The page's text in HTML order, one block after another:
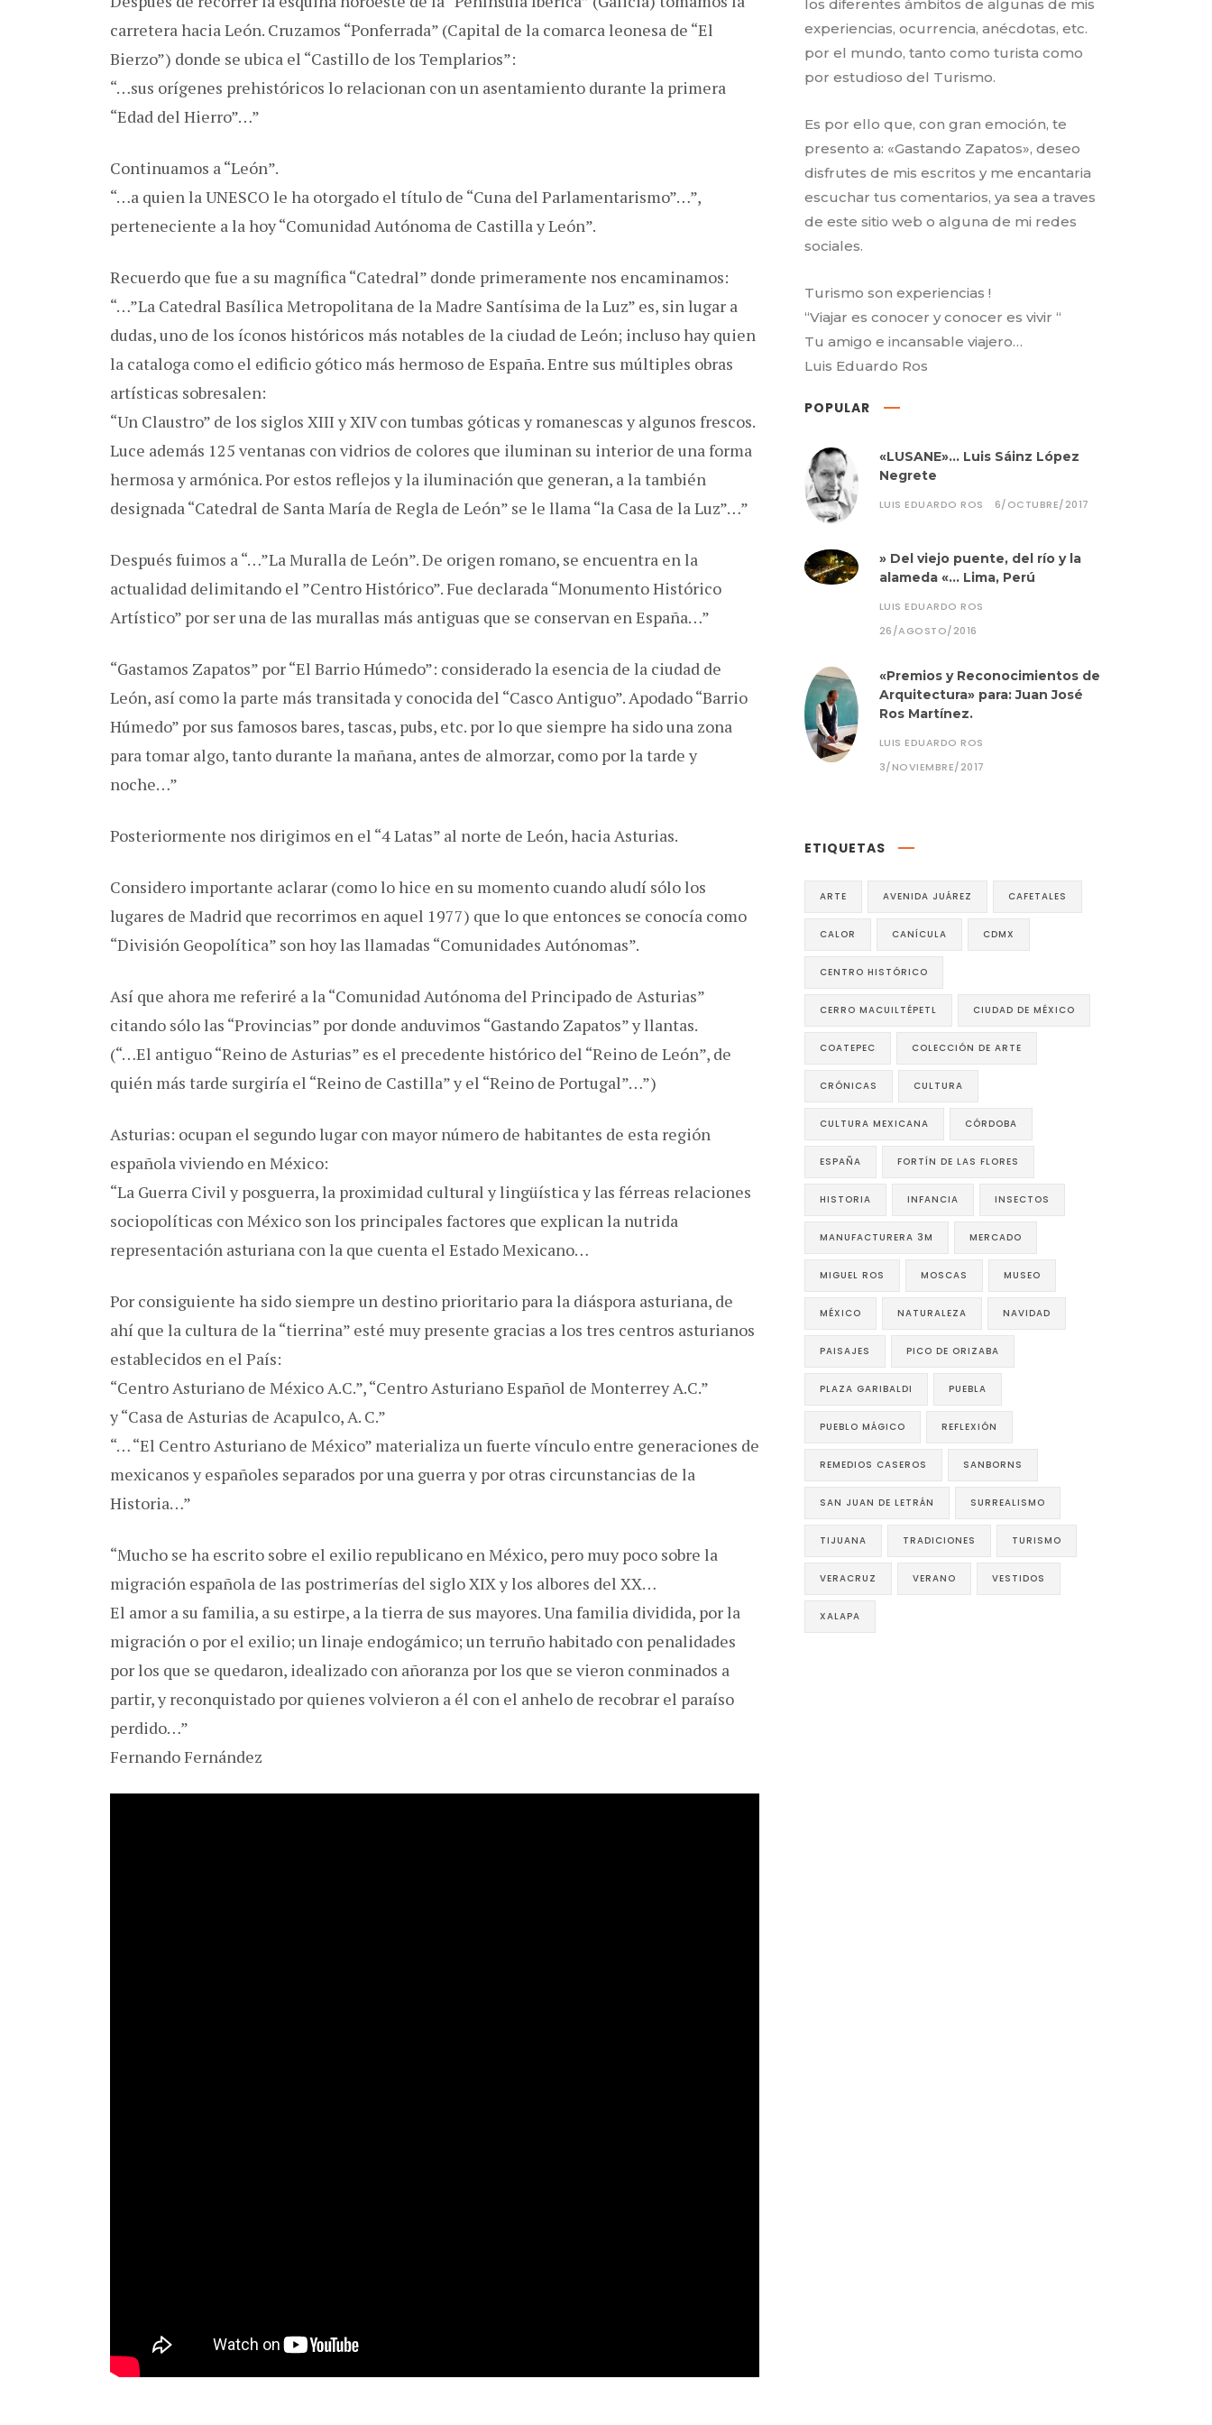
carretera hacia León. Cruzamos “Ponferrada” (Capital de la comarca leonesa de “El
Bierzo”) donde se ubica el “Castillo de los Templarios”:
“…sus orígenes prehistóricos lo relacionan con un asentamiento durante la primera
“Edad del Hierro”…”
Continuamos a “León”.
“…a quien la UNESCO le ha otorgado el título de “Cuna del Parlamentarismo”…”,
perteneciente a la hoy “Comunidad Autónoma de Castilla y León”.
Recuerdo que fue a su magnífica “Catedral” donde primeramente nos encaminamos:
“…”La Catedral Basílica Metropolitana de la Madre Santísima de la Luz” es, sin lugar a
dudas, uno de los íconos históricos más notables de la ciudad de León; incluso hay quien
la cataloga como el edificio gótico más hermoso de España. Entre sus múltiples obras
artísticas sobresalen:
“Un Claustro” de los siglos XIII y XIV con tumbas góticas y romanescas y algunos frescos.
Luce además 125 ventanas con vidrios de colores que iluminan su interior de una forma
hermosa y armónica. Por estos reflejos y la iluminación que generan, a la también
designada “Catedral de Santa María de Regla de León” se le llama “la Casa de la Luz”…”
Después fuimos a “…”La Muralla de León”. De origen romano, se encuentra en la
actualidad delimitando el ”Centro Histórico”. Fue declarada “Monumento Histórico
Artístico” por ser una de las murallas más antiguas que se conservan en España…”
“Gastamos Zapatos” por “El Barrio Húmedo”: considerado la esencia de la ciudad de
León, así como la parte más transitada y conocida del “Casco Antiguo”. Apodado “Barrio
Húmedo” por sus famosos bares, tascas, pubs, etc. por lo que siempre ha sido una zona
para tomar algo, tanto durante la mañana, antes de almorzar, como por la tarde y
noche…”
Posteriormente nos dirigimos en el “4 Latas” al norte de León, hacia Asturias.
Considero importante aclarar (como lo hice en su momento cuando aludí sólo los
lugares de Madrid que recorrimos en aquel 1977) que lo que entonces se conocía como
“División Geopolítica” son hoy las llamadas “Comunidades Autónomas”.
Así que ahora me referiré a la “Comunidad Autónoma del Principado de Asturias”
citando sólo las “Provincias” por donde anduvimos “Gastando Zapatos” y llantas.
(“…El antiguo “Reino de Asturias” es el precedente histórico del “Reino de León”, de
quién más tarde surgiría el “Reino de Castilla” y el “Reino de Portugal”…”)
Asturias: ocupan el segundo lugar con mayor número de habitantes de esta región
española viviendo en México:
“La Guerra Civil y posguerra, la proximidad cultural y lingüística y las férreas relaciones
sociopolíticas con México son los principales factores que explican la nutrida
representación asturiana con la que cuenta el Estado Mexicano…
Por consiguiente ha sido siempre un destino prioritario para la diáspora asturiana, de
ahí que la cultura de la “tierrina” esté muy presente gracias a los tres centros asturianos
establecidos en el País:
“Centro Asturiano de México A.C.”, “Centro Asturiano Español de Monterrey A.C.”
y “Casa de Asturias de Acapulco, A. C.”
“… “El Centro Asturiano de México” materializa un fuerte vínculo entre generaciones de
mexicanos y españoles separados por una guerra y por otras circunstancias de la
Historia…”
“Mucho se ha escrito sobre el exilio republicano en México, pero muy poco sobre la
migración española de las postrimerías del siglo XIX y los albores del XX…
El amor a su familia, a su estirpe, a la tierra de sus mayores. Una familia dividida, por la
migración o por el exilio; un linaje endogámico; un terruño habitado con penalidades
por los que se quedaron, idealizado con añoranza por los que se vieron conminados a
partir, y reconquistado por quienes volvieron a él con el anhelo de recobrar el paraíso
perdido…”
Fernando Fernández
los diferentes ámbitos de algunas de mis
experiencias, ocurrencia, anécdotas, etc.
por el mundo, tanto como turista como
por estudioso del Turismo.
Es por ello que, con gran emoción, te
presento a: «Gastando Zapatos», deseo
disfrutes de mis escritos y me encantaria
escuchar tus comentarios, ya sea a traves
de este sitio web o alguna de mi redes
sociales.
Turismo son experiencias !
“Viajar es conocer y conocer es vivir “
Tu amigo e incansable viajero…
Luis Eduardo Ros
POPULAR
«LUSANE»… Luis Sáinz López
Negrete
LUIS EDUARDO ROS 6/OCTUBRE/2017
» Del viejo puente, del río y la
alameda «… Lima, Perú
LUIS EDUARDO ROS
26/AGOSTO/2016
«Premios y Reconocimientos de
Arquitectura» para: Juan José
Ros Martínez.
LUIS EDUARDO ROS
3/NOVIEMBRE/2017
ETIQUETAS
ARTE AVENIDA JUÁREZ CAFETALES
CALOR CANÍCULA CDMX
CENTRO HISTÓRICO
CERRO MACUILTÉPETL CIUDAD DE MÉXICO
COATEPEC COLECCIÓN DE ARTE
CRÓNICAS CULTURA
CULTURA MEXICANA CÓRDOBA
ESPAÑA FORTÍN DE LAS FLORES
HISTORIA INFANCIA INSECTOS
MANUFACTURERA 3M MERCADO
MIGUEL ROS MOSCAS MUSEO
MÉXICO NATURALEZA NAVIDAD
PAISAJES PICO DE ORIZABA
PLAZA GARIBALDI PUEBLA
PUEBLO MÁGICO REFLEXIÓN
REMEDIOS CASEROS SANBORNS
SAN JUAN DE LETRÁN SURREALISMO
TIJUANA TRADICIONES TURISMO
VERACRUZ VERANO VESTIDOS
XALAPA